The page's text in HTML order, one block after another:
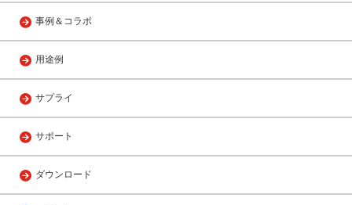
事例＆コラボ
用途例
サプライ
サポート
ダウンロード